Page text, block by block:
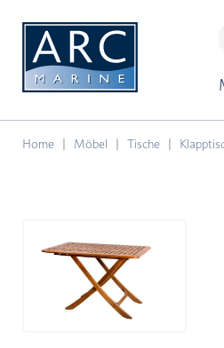
Home Möbel Tische